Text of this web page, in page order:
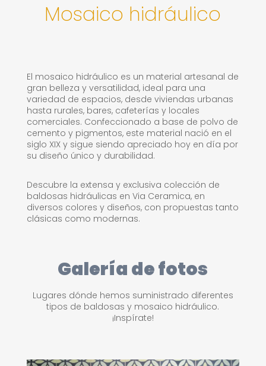
Mosaico hidráulico
El mosaico hidráulico es un material artesanal de
gran belleza y versatilidad, ideal para una
variedad de espacios, desde viviendas urbanas
hasta rurales, bares, cafeterías y locales
comerciales. Confeccionado a base de polvo de
cemento y pigmentos, este material nació en el
siglo XIX y sigue siendo apreciado hoy en día por
su diseño único y durabilidad.
Descubre la extensa y exclusiva colección de
baldosas hidráulicas en Via Ceramica, en
diversos colores y diseños, con propuestas tanto
clásicas como modernas.
Galería de fotos
Lugares dónde hemos suministrado diferentes
tipos de baldosas y mosaico hidráulico.
¡Inspírate!